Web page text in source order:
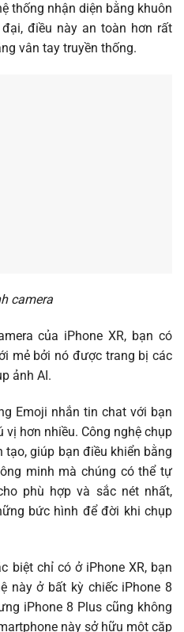
thống nhận diện bằng khuôn
điều này an toàn hơn rất
vân tay truyền thống.
camera
của iPhone XR, bạn có
mẻ bởi nó được trang bị các
ảnh AI.
Emoji nhắn tin chat với bạn
vị hơn nhiều. Công nghệ chụp
giúp bạn điều khiển bằng
minh mà chúng có thể tự
phù hợp và sắc nét nhất,
bức hình để đời khi chụp
biệt chỉ có ở iPhone XR, bạn
này ở bất kỳ chiếc iPhone 8
iPhone 8 Plus cũng không
này sở hữu một cặp